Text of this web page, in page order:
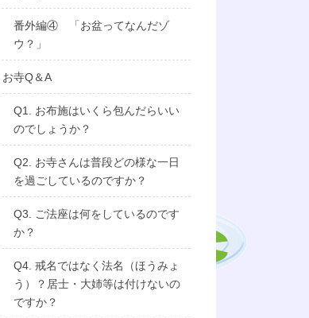
番外編④ 「お盆ってなんだゾ
ウ？」
お寺Q＆A
Q1. お布施はいくら包んだらいい
のでしょうか？
Q2. お寺さんは普段どの様な一日
を過ごしているのですか？
Q3. ご法座は何をしているのです
か？
Q4. 戒名ではなく法名（ほうみょ
う）？居士・大姉等は付けないの
ですか？